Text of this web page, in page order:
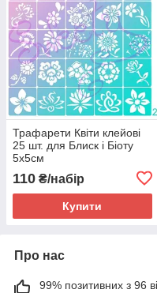
Трафарети Квіти клейові
25 шт. для Блиск і Біоту
5х5см
110 ₴/набір
Купити
Про нас
99% позитивних з 96